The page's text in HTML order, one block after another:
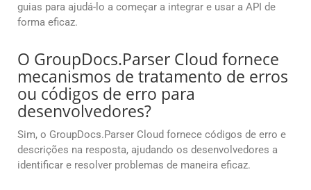
guias para ajudá-lo a começar a integrar e usar a API de
forma eficaz.
O GroupDocs.Parser Cloud fornece
mecanismos de tratamento de erros
ou códigos de erro para
desenvolvedores?
Sim, o GroupDocs.Parser Cloud fornece códigos de erro e
descrições na resposta, ajudando os desenvolvedores a
identificar e resolver problemas de maneira eficaz.